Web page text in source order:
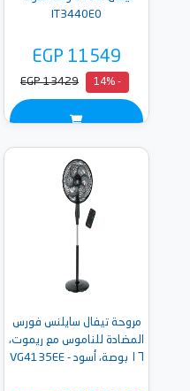
IT3440E0
EGP 11549
- 14%
EGP 13429
مروحة تيفال سايلنس فورس
المضادة للناموس مع ريموت،
١٦ بوصة، أسود - VG4135EE